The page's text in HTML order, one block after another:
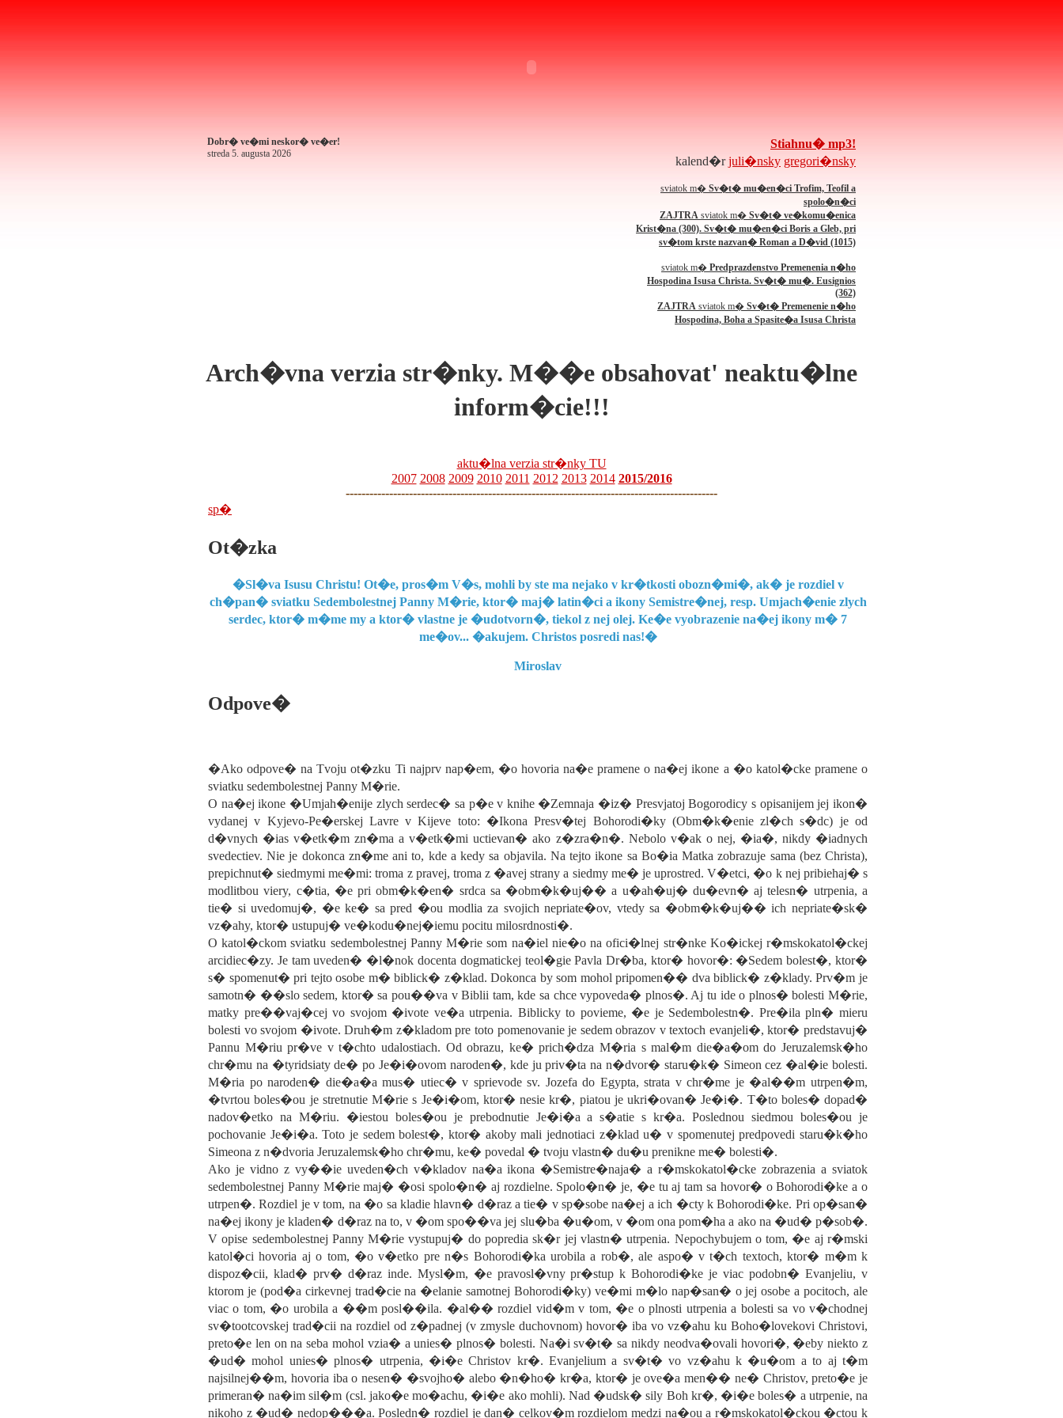
Dobr� ve�mi neskor� ve�er!
streda 5. augusta 2026
Stiahnu� mp3!
kalend�rjuli�nsky gregori�nsky
sviatok m� Sv�t� mu�en�ci Trofim, Teofil a
spolo�n�ci
ZAJTRA sviatok m� Sv�t� ve�komu�enica
Krist�na (300). Sv�t� mu�en�ci Boris a Gleb, pri
sv�tom krste nazvan� Roman a D�vid (1015)
sviatok m� Predprazdenstvo Premenenia n�ho
Hospodina Isusa Christa. Sv�t� mu�. Eusignios
(362)
ZAJTRA sviatok m� Sv�t� Premenenie n�ho
Hospodina, Boha a Spasite�a Isusa Christa
Arch�vna verzia str�nky. M��e obsahovat' neaktu�lne
inform�cie!!!
aktu�lna verzia str�nky TU
2007 2008 2009 2010 2011 2012 2013 2014 2015/2016
----------------------------------------------------------------------------------------------
sp�
Ot�zka
�Sl�va Isusu Christu! Ot�e, pros�m V�s, mohli by ste ma nejako v kr�tkosti obozn�mi�, ak� je rozdiel v
ch�pan� sviatku Sedembolestnej Panny M�rie, ktor� maj� latin�ci a ikony Semistre�nej, resp. Umjach�enie zlych
serdec, ktor� m�me my a ktor� vlastne je �udotvorn�, tiekol z nej olej. Ke�e vyobrazenie na�ej ikony m� 7
me�ov... �akujem. Christos posredi nas!�
Miroslav
Odpove�
�Ako odpove� na Tvoju ot�zku Ti najprv nap�em, �o hovoria na�e pramene o na�ej ikone a �o katol�cke pramene o
sviatku sedembolestnej Panny M�rie.
O na�ej ikone �Umjah�enije zlych serdec� sa p�e v knihe �Zemnaja �iz� Presvjatoj Bogorodicy s opisanijem jej ikon�
vydanej v Kyjevo-Pe�erskej Lavre v Kijeve toto: �Ikona Presv�tej Bohorodi�ky (Obm�k�enie zl�ch s�dc) je od
d�vnych �ias v�etk�m zn�ma a v�etk�mi uctievan� ako z�zra�n�. Nebolo v�ak o nej, �ia�, nikdy �iadnych
svedectiev. Nie je dokonca zn�me ani to, kde a kedy sa objavila. Na tejto ikone sa Bo�ia Matka zobrazuje sama (bez Christa),
prepichnut� siedmymi me�mi: troma z pravej, troma z �avej strany a siedmy me� je uprostred. V�etci, �o k nej pribiehaj� s
modlitbou viery, c�tia, �e pri obm�k�en� srdca sa �obm�k�uj�� a u�ah�uj� du�evn� aj telesn� utrpenia, a
tie� si uvedomuj�, �e ke� sa pred �ou modlia za svojich nepriate�ov, vtedy sa �obm�k�uj�� ich nepriate�sk�
vz�ahy, ktor� ustupuj� ve�kodu�nej�iemu pocitu milosrdnosti�.
O katol�ckom sviatku sedembolestnej Panny M�rie som na�iel nie�o na ofici�lnej str�nke Ko�ickej r�mskokatol�ckej
arcidiec�zy. Je tam uveden� �l�nok docenta dogmatickej teol�gie Pavla Dr�ba, ktor� hovor�: �Sedem bolest�, ktor�
s� spomenut� pri tejto osobe m� biblick� z�klad. Dokonca by som mohol pripomen�� dva biblick� z�klady. Prv�m je
samotn� ��slo sedem, ktor� sa pou��va v Biblii tam, kde sa chce vypoveda� plnos�. Aj tu ide o plnos� bolesti M�rie,
matky pre��vaj�cej vo svojom �ivote ve�a utrpenia. Biblicky to povieme, �e je Sedembolestn�. Pre�ila pln� mieru
bolesti vo svojom �ivote. Druh�m z�kladom pre toto pomenovanie je sedem obrazov v textoch evanjeli�, ktor� predstavuj�
Pannu M�riu pr�ve v t�chto udalostiach. Od obrazu, ke� prich�dza M�ria s mal�m die�a�om do Jeruzalemsk�ho
chr�mu na �tyridsiaty de� po Je�i�ovom naroden�, kde ju priv�ta na n�dvor� staru�k� Simeon cez �al�ie bolesti.
M�ria po naroden� die�a�a mus� utiec� v sprievode sv. Jozefa do Egypta, strata v chr�me je �al��m utrpen�m,
�tvrtou boles�ou je stretnutie M�rie s Je�i�om, ktor� nesie kr�, piatou je ukri�ovan� Je�i�. T�to boles� dopad�
nadov�etko na M�riu. �iestou boles�ou je prebodnutie Je�i�a a s�atie s kr�a. Poslednou siedmou boles�ou je
pochovanie Je�i�a. Toto je sedem bolest�, ktor� akoby mali jednotiaci z�klad u� v spomenutej predpovedi staru�k�ho
Simeona z n�dvoria Jeruzalemsk�ho chr�mu, ke� povedal � tvoju vlastn� du�u prenikne me� bolesti�.
Ako je vidno z vy��ie uveden�ch v�kladov na�a ikona �Semistre�naja� a r�mskokatol�cke zobrazenia a sviatok
sedembolestnej Panny M�rie maj� �osi spolo�n� aj rozdielne. Spolo�n� je, �e tu aj tam sa hovor� o Bohorodi�ke a o
utrpen�. Rozdiel je v tom, na �o sa kladie hlavn� d�raz a tie� v sp�sobe na�ej a ich �cty k Bohorodi�ke. Pri op�san�
na�ej ikony je kladen� d�raz na to, v �om spo��va jej slu�ba �u�om, v �om ona pom�ha a ako na �ud� p�sob�.
V opise sedembolestnej Panny M�rie vystupuj� do popredia sk�r jej vlastn� utrpenia. Nepochybujem o tom, �e aj r�mski
katol�ci hovoria aj o tom, �o v�etko pre n�s Bohorodi�ka urobila a rob�, ale aspo� v t�ch textoch, ktor� m�m k
dispoz�cii, klad� prv� d�raz inde. Mysl�m, �e pravosl�vny pr�stup k Bohorodi�ke je viac podobn� Evanjeliu, v
ktorom je (pod�a cirkevnej trad�cie na �elanie samotnej Bohorodi�ky) ve�mi m�lo nap�san� o jej osobe a pocitoch, ale
viac o tom, �o urobila a ��m posl��ila. �al�� rozdiel vid�m v tom, �e o plnosti utrpenia a bolesti sa vo v�chodnej
sv�tootcovskej trad�cii na rozdiel od z�padnej (v zmysle duchovnom) hovor� iba vo vz�ahu ku Boho�lovekovi Christovi,
preto�e len on na seba mohol vzia� a unies� plnos� bolesti. Na�i sv�t� sa nikdy neodva�ovali hovori�, �eby niekto z
�ud� mohol unies� plnos� utrpenia, �i�e Christov kr�. Evanjelium a sv�t� vo vz�ahu k �u�om a to aj t�m
najsilnej��m, hovoria iba o nesen� �svojho� alebo �n�ho� kr�a, ktor� je ove�a men�� ne� Christov, preto�e je
primeran� na�im sil�m (csl. jako�e mo�achu, �i�e ako mohli). Nad �udsk� sily Boh kr�, �i�e boles� a utrpenie, na
nikoho z �ud� nedop���a. Posledn� rozdiel je dan� celkov�m rozdielom medzi na�ou a r�mskokatol�ckou �ctou k